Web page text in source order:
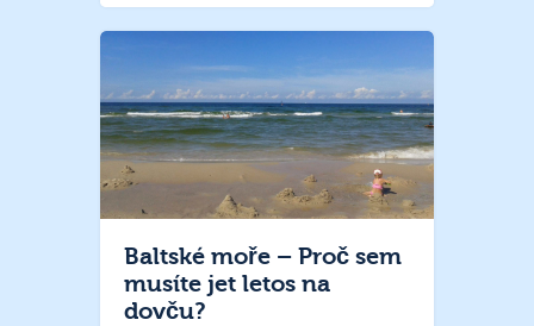
Baltské moře – Proč sem
musíte jet letos na
dovču?